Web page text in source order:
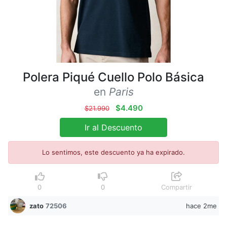
Polera Piqué Cuello Polo Básica
en Paris
$21.990 $4.490
Ir al Descuento
Lo sentimos, este descuento ya ha expirado.
0 0 Compartir
zato 72506 hace 2me